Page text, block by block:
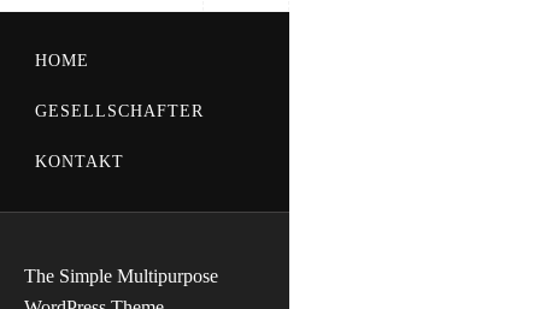
HOME
GESELLSCHAFTER
KONTAKT
The Simple Multipurpose